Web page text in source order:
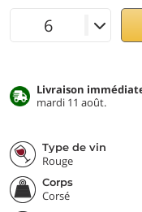
Livraison
mardi 11 août.
Type de vin
Rouge
Corps
Corsé